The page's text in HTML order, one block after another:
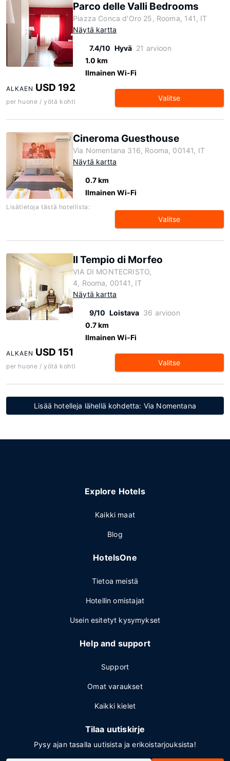
Parco delle Valli Bedrooms
Piazza Conca d'Oro 25, Rooma, 141, IT
Näytä kartta
7.4/10 Hyvä 21 arvioon
1.0 km
Ilmainen Wi-Fi
ALKAEN USD 192
per huone / yötä kohti Valitse
Cineroma Guesthouse
Via Nomentana 316, Rooma, 00141, IT
Näytä kartta
0.7 km
Ilmainen Wi-Fi
Lisätietoja tästä hotellista:
Valitse
Il Tempio di Morfeo
VIA DI MONTECRISTO,
4, Rooma, 00141, IT
Näytä kartta
9/10 Loistava 36 arvioon
0.7 km
Ilmainen Wi-Fi
ALKAEN USD 151
per huone / yötä kohti Valitse
Lisää hotelleja lähellä kohdetta: Via Nomentana
Explore Hotels
Kaikki maat
Blog
HotelsOne
Tietoa meistä
Hotellin omistajat
Usein esitetyt kysymykset
Help and support
Support
Omat varaukset
Kaikki kielet
Tilaa uutiskirje
Pysy ajan tasalla uutisista ja erikoistarjouksista!